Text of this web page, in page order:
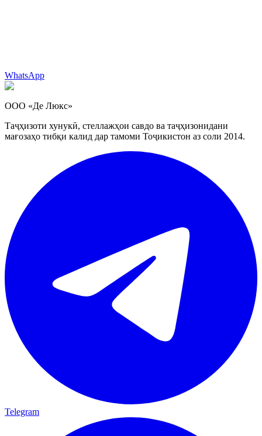
WhatsApp
ООО «Де Люкс»
Таҷҳизоти хунукӣ, стеллажҳои савдо ва таҷҳизонидани
мағозаҳо тибқи калид дар тамоми Тоҷикистон аз соли 2014.
Telegram